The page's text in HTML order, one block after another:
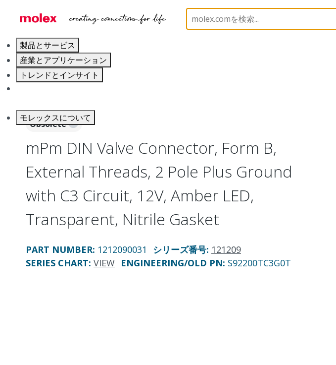
製品とサービス
産業とアプリケーション
トレンドとインサイト
モレックスについて
Industrial Connectors 121209 1212090031
Obsolete
mPm DIN Valve Connector, Form B,
External Threads, 2 Pole Plus Ground
with C3 Circuit, 12V, Amber LED,
Transparent, Nitrile Gasket
PART NUMBER: 1212090031 シリーズ番号: 121209
SERIES CHART: VIEW ENGINEERING/OLD PN: S92200TC3G0T